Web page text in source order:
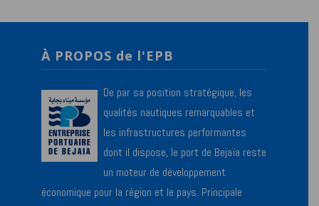
À PROPOS de l'EPB
De par sa position stratégique, les
qualités nautiques remarquables et
les infrastructures performantes
dont il dispose, le port de Bejaïa reste
un moteur de développement
économique pour la région et le pays. Principale